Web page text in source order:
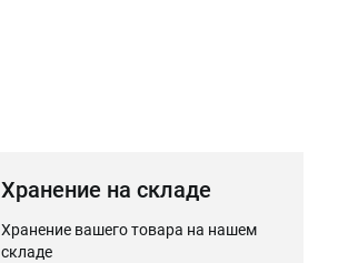
Хранение на складе
Хранение вашего товара на нашем
складе